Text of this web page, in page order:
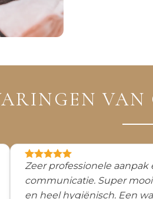
Zeer professionele
communicatie. Super
en heel hygiënisch. Een